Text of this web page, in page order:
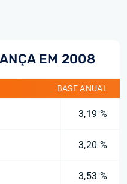
EM 2008
BASE ANUAL
3,19 %
3,20 %
3,53 %